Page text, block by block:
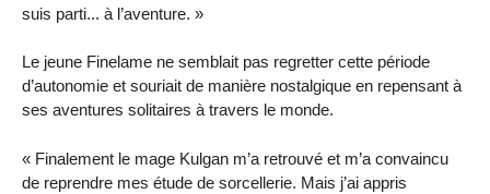
suis parti... à l’aventure. »
Le jeune Finelame ne semblait pas regretter cette période
d’autonomie et souriait de manière nostalgique en repensant à
ses aventures solitaires à travers le monde.
« Finalement le mage Kulgan m’a retrouvé et m’a convaincu
de reprendre mes étude de sorcellerie. Mais j’ai appris